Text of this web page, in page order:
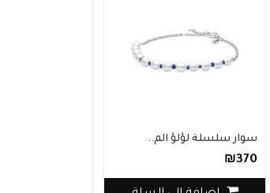
سوار سلسلة لؤلؤ الم..
₪370